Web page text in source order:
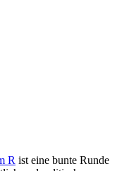
R ist eine bunte Runde